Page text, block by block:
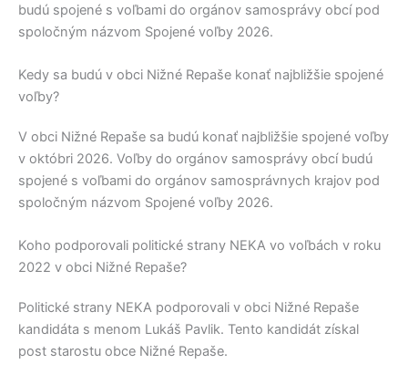
budú spojené s voľbami do orgánov samosprávy obcí pod
spoločným názvom Spojené voľby 2026.
Kedy sa budú v obci Nižné Repaše konať najbližšie spojené
voľby?
V obci Nižné Repaše sa budú konať najbližšie spojené voľby
v októbri 2026. Voľby do orgánov samosprávy obcí budú
spojené s voľbami do orgánov samosprávnych krajov pod
spoločným názvom Spojené voľby 2026.
Koho podporovali politické strany NEKA vo voľbách v roku
2022 v obci Nižné Repaše?
Politické strany NEKA podporovali v obci Nižné Repaše
kandidáta s menom Lukáš Pavlik. Tento kandidát získal
post starostu obce Nižné Repaše.